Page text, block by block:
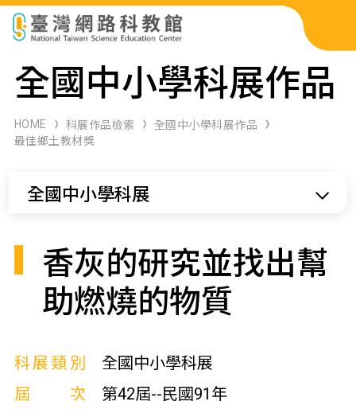
科展作品檢索
科學研習月刊
全國中小學科展作品
HOME 科展作品檢索
全國中小學科展作品
最佳鄉土教材獎
全國中小學科展
香灰的研究並找出幫
助燃燒的物質
科展類別
全國中小學科展
屆次
第42屆--民國91年